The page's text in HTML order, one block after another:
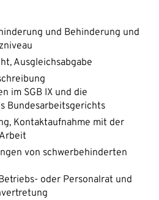
und Behinderung und
Ausgleichsabgabe
im SGB IX und die
Bundesarbeitsgerichts
Kontaktaufnahme mit der
von schwerbehinderten
oder Personalrat und